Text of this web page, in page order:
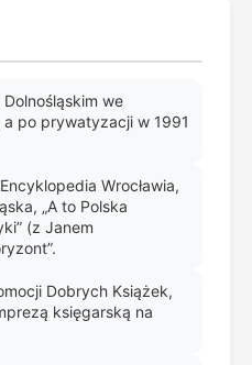
we
a po prywatyzacji w 1991
Wrocławia,
„A to Polska
(z Janem
Dobrych Książek,
księgarską na